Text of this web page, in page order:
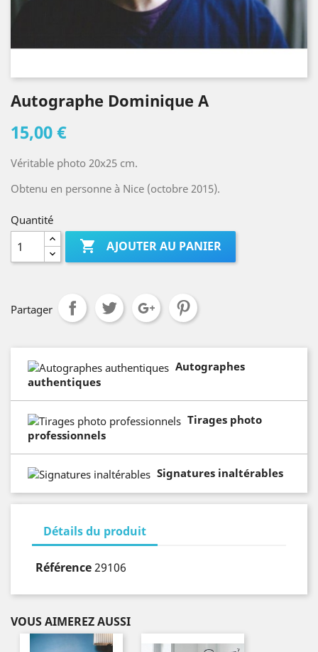
Autographe Dominique A
15,00 €
Véritable photo 20x25 cm.
Obtenu en personne à Nice (octobre 2015).
Quantité
 AJOUTER AU PANIER
Partager
Autographes
authentiques
Tirages photo
professionnels
Signatures inaltérables
Détails du produit
Référence29106
VOUS AIMEREZ AUSSI